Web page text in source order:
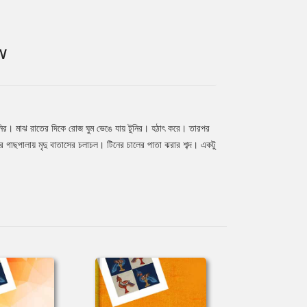
মাঝ রাতের দিকে রোজ ঘুম ভেঙে যায় টুনির। হঠাৎ করে। তারপর
মৃদু বাতাসের চলাচল। টিনের চালের পাতা ঝরার শব্দ। একটু